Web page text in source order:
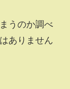
うのか調べ
ありません